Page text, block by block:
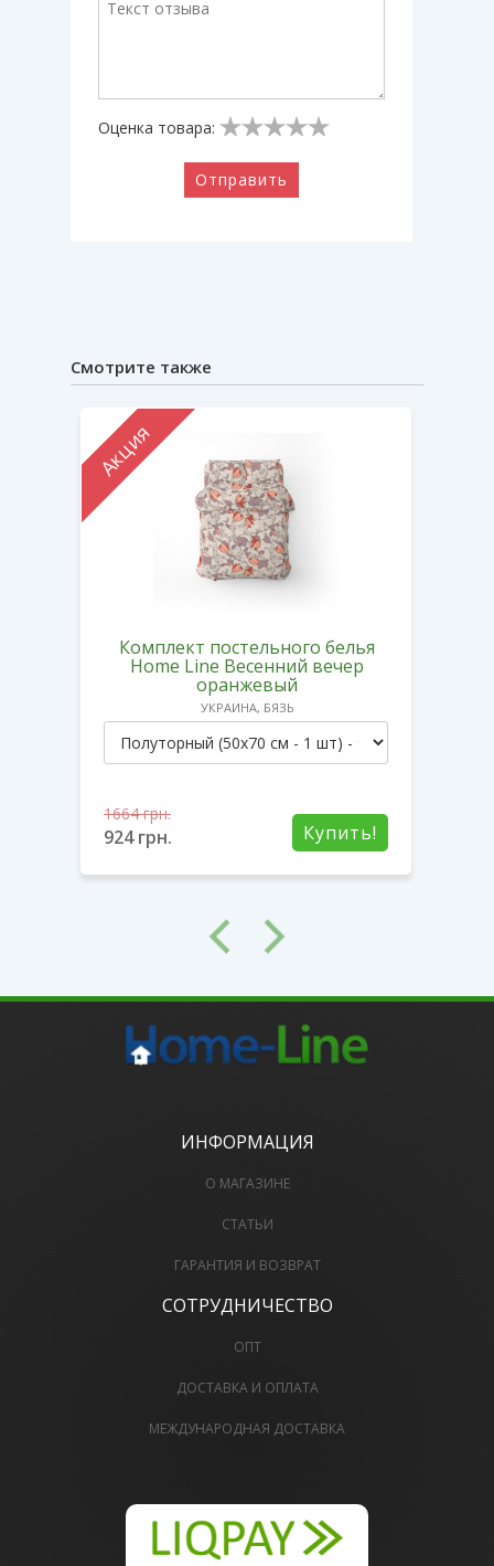
Оценка товара:
Отправить
Смотрите также
Акция
Комплект постельного белья
Home Line Весенний вечер
оранжевый
УКРАИНА, БЯЗЬ
Купить!
1664грн.
924грн.
ИНФОРМАЦИЯ
О МАГАЗИНЕ
СТАТЬИ
ГАРАНТИЯ И ВОЗВРАТ
СОТРУДНИЧЕСТВО
ОПТ
ДОСТАВКА И ОПЛАТА
МЕЖДУНАРОДНАЯ ДОСТАВКА